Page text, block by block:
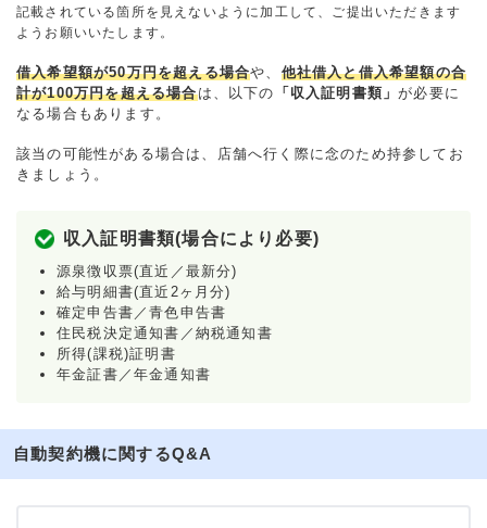
記載されている箇所を見えないように加工して、ご提出いただきます
ようお願いいたします。
借入希望額が50万円を超える場合や、 他社借入と借入希望額の合
計が100万円を超える場合は、以下の 「収入証明書類」が必要に
なる場合もあります。
該当の可能性がある場合は、店舗へ行く際に念のため持参してお
きましょう。
収入証明書類(場合により必要)
源泉徴収票(直近／最新分)
給与明細書(直近2ヶ月分)
確定申告書／青色申告書
住民税決定通知書／納税通知書
所得(課税)証明書
年金証書／年金通知書
自動契約機に関するQ&A